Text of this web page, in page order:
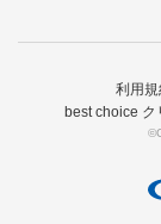
利用
best choice ク